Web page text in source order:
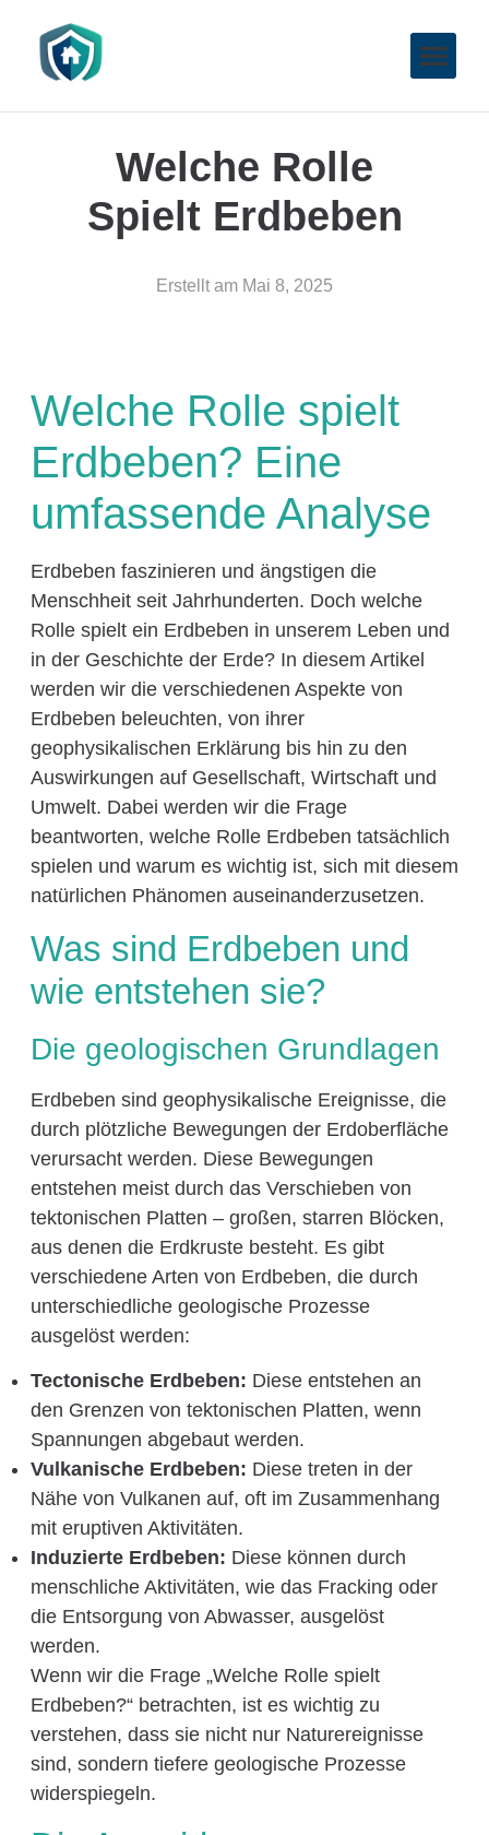
Welche Rolle
Spielt Erdbeben
Erstellt am Mai 8, 2025
Welche Rolle spielt
Erdbeben? Eine
umfassende Analyse
Erdbeben faszinieren und ängstigen die
Menschheit seit Jahrhunderten. Doch welche
Rolle spielt ein Erdbeben in unserem Leben und
in der Geschichte der Erde? In diesem Artikel
werden wir die verschiedenen Aspekte von
Erdbeben beleuchten, von ihrer
geophysikalischen Erklärung bis hin zu den
Auswirkungen auf Gesellschaft, Wirtschaft und
Umwelt. Dabei werden wir die Frage
beantworten, welche Rolle Erdbeben tatsächlich
spielen und warum es wichtig ist, sich mit diesem
natürlichen Phänomen auseinanderzusetzen.
Was sind Erdbeben und
wie entstehen sie?
Die geologischen Grundlagen
Erdbeben sind geophysikalische Ereignisse, die
durch plötzliche Bewegungen der Erdoberfläche
verursacht werden. Diese Bewegungen
entstehen meist durch das Verschieben von
tektonischen Platten – großen, starren Blöcken,
aus denen die Erdkruste besteht. Es gibt
verschiedene Arten von Erdbeben, die durch
unterschiedliche geologische Prozesse
ausgelöst werden:
Tectonische Erdbeben: Diese entstehen an
den Grenzen von tektonischen Platten, wenn
Spannungen abgebaut werden.
Vulkanische Erdbeben: Diese treten in der
Nähe von Vulkanen auf, oft im Zusammenhang
mit eruptiven Aktivitäten.
Induzierte Erdbeben: Diese können durch
menschliche Aktivitäten, wie das Fracking oder
die Entsorgung von Abwasser, ausgelöst
werden.
Wenn wir die Frage „Welche Rolle spielt
Erdbeben?“ betrachten, ist es wichtig zu
verstehen, dass sie nicht nur Naturereignisse
sind, sondern tiefere geologische Prozesse
widerspiegeln.